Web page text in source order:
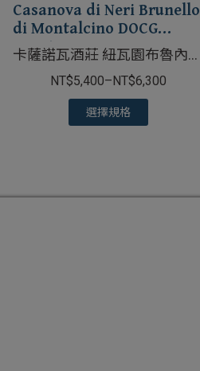
Casanova di Neri Brunello
di Montalcino DOCG
Tenuta Nuova
卡薩諾瓦酒莊 紐瓦園布魯內洛
紅葡萄酒
NT$5,400–NT$6,300
選擇規格